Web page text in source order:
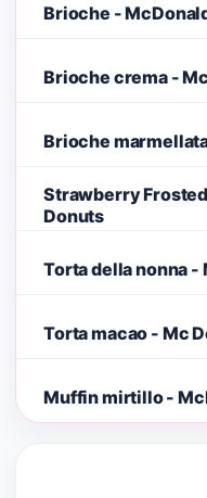
Brioche -
Brioche crema -
Brioche
Strawberry
Donuts
Torta della nonna -
Torta macao - Mc
Muffin mirtillo -